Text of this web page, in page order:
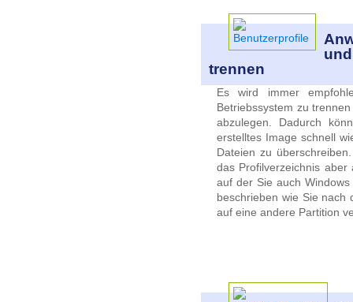
trennen
Es wird immer
Betriebssystem zu
abzulegen. Dadurch
erstelltes Image schnell
Dateien zu
das Profilverzeichnis
auf der Sie auch
beschrieben wie Sie nach
auf eine andere Partition